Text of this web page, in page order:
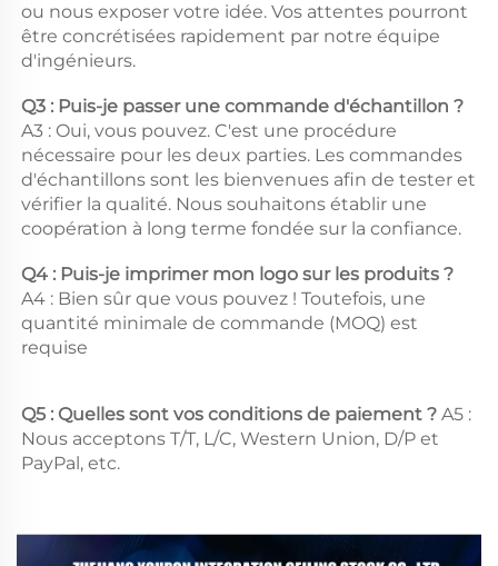
ou nous exposer votre idée. Vos attentes pourront
être concrétisées rapidement par notre équipe
d'ingénieurs.
A3 : Oui, vous pouvez. C'est une procédure
nécessaire pour les deux parties. Les commandes
d'échantillons sont les bienvenues afin de tester et
vérifier la qualité. Nous souhaitons établir une
coopération à long terme fondée sur la confiance.
A4 : Bien sûr que vous pouvez ! Toutefois, une
quantité minimale de commande (MOQ) est
requise
Q5 : Quelles sont vos conditions de paiement ? A5 :
Nous acceptons T/T, L/C, Western Union, D/P et
PayPal, etc.